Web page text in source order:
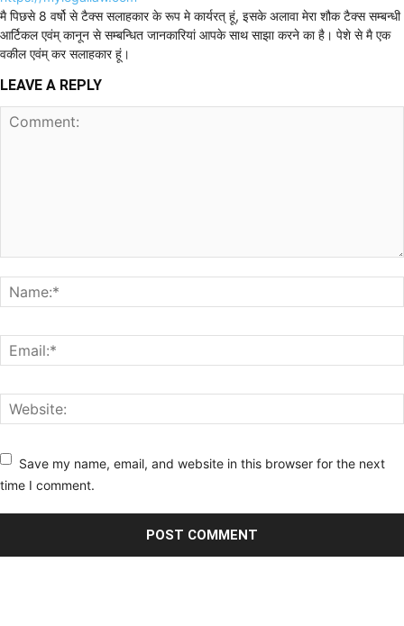
मै पिछसे 8 वर्षो से टैक्स सलाहकार के रूप मे कार्यरत् हूं, इसके अलावा मेरा शौक टैक्स सम्बन्धी
आर्टिकल एवंम् कानून से सम्बन्धित जानकारियां आपके साथ साझा करने का है। पेशे से मै एक
वकील एवंम् कर सलाहकार हूं।
LEAVE A REPLY
Save my name, email, and website in this browser for the next
time I comment.